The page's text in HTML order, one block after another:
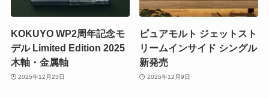
KOKUYO WP2周年記念モ
デル Limited Edition 2025
木軸・金属軸
2025年12月23日
ピュアモルト ジェットスト
リームインサイド シングル
新発売
2025年12月9日